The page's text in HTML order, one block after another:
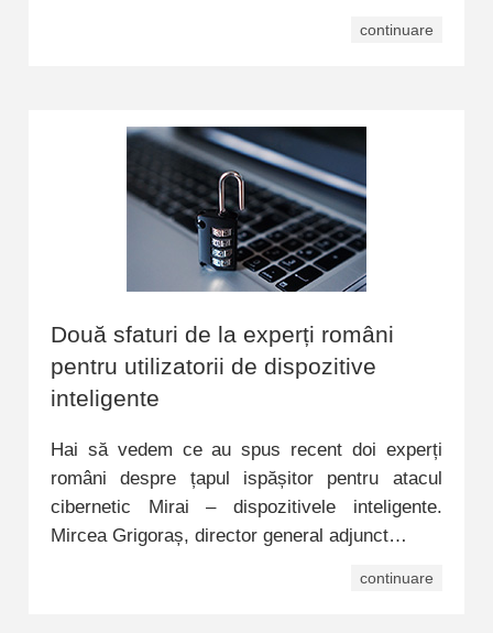
continuare
Două sfaturi de la experți români
pentru utilizatorii de dispozitive
inteligente
Hai să vedem ce au spus recent doi experți
români despre țapul ispășitor pentru atacul
cibernetic Mirai – dispozitivele inteligente.
Mircea Grigoraș, director general adjunct…
continuare